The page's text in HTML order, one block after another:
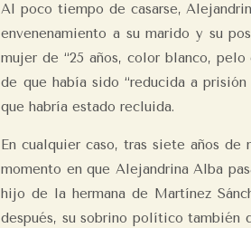
Al poco tiempo de casarse,
envenenamiento a su marido y su
mujer de “25 años, color blanco, pelo
de que había sido “reducida a
que habría estado recluida.
En cualquier caso, tras siete años
momento en que Alejandrina Alba
hijo de la hermana de Martínez
después, su sobrino político también